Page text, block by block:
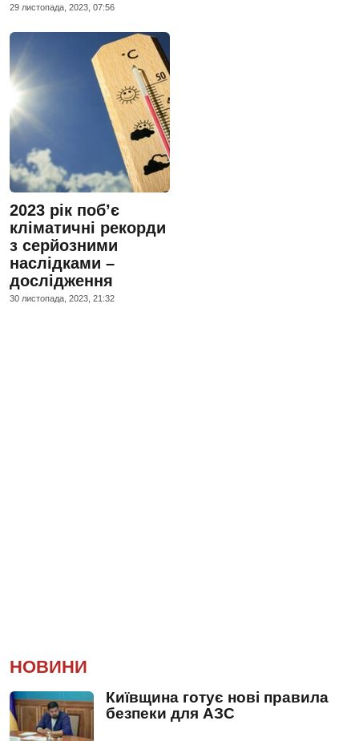
29 листопада, 2023, 07:56
2023 рік поб’є
кліматичні рекорди
з серйозними
наслідками –
дослідження
30 листопада, 2023, 21:32
НОВИНИ
Київщина готує нові правила
безпеки для АЗС